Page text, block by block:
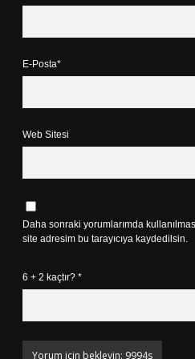
E-Posta*
Web Sitesi
Daha sonraki yorumlarımda
site adresim bu tarayıcıya kaydedilsin.
6 + 2 kaçtır? *